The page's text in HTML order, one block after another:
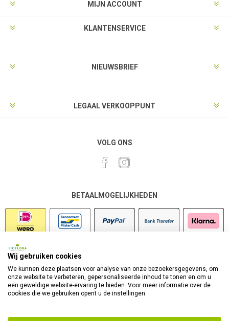
MIJN ACCOUNT
KLANTENSERVICE
NIEUWSBRIEF
LEGAAL VERKOOPPUNT
VOLG ONS
BETAALMOGELIJKHEDEN
Wij gebruiken cookies
We kunnen deze plaatsen voor analyse van onze bezoekersgegevens, om
onze website te verbeteren, gepersonaliseerde inhoud te tonen en om u
een geweldige website-ervaring te bieden. Voor meer informatie over de
cookies die we gebruiken opent u de instellingen.